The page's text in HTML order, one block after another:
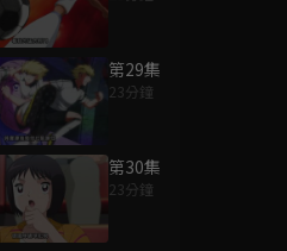
第29集
23分鐘
第30集
23分鐘